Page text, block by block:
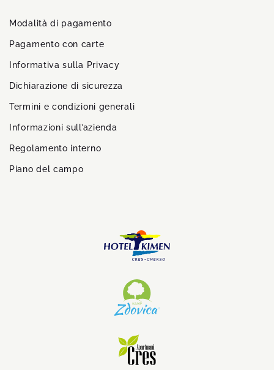
Modalità di pagamento
Pagamento con carte
Informativa sulla Privacy
Dichiarazione di sicurezza
Termini e condizioni generali
Informazioni sull’azienda
Regolamento interno
Piano del campo